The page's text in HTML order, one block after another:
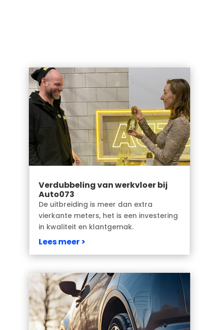
Verdubbeling van werkvloer bij
Auto073
De uitbreiding is meer dan extra
vierkante meters, het is een investering
in kwaliteit en klantgemak.
Lees meer